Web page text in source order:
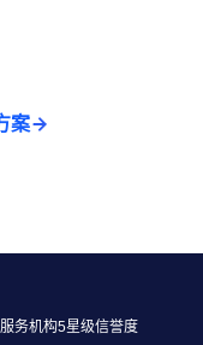
案
务机构5星级信誉度